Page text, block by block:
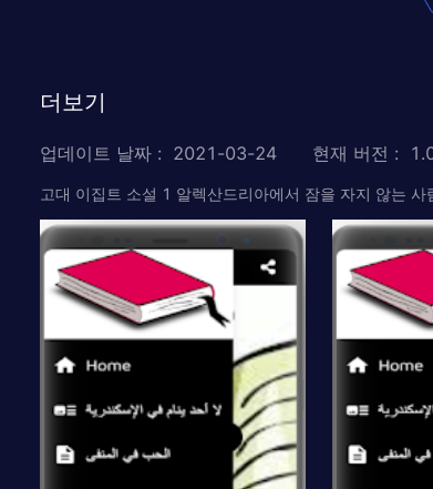
더보기
업데이트 날짜 : 2021-03-24 현재 버전 :
고대 이집트 소설 1 알렉산드리아에서 잠을 자지 않는